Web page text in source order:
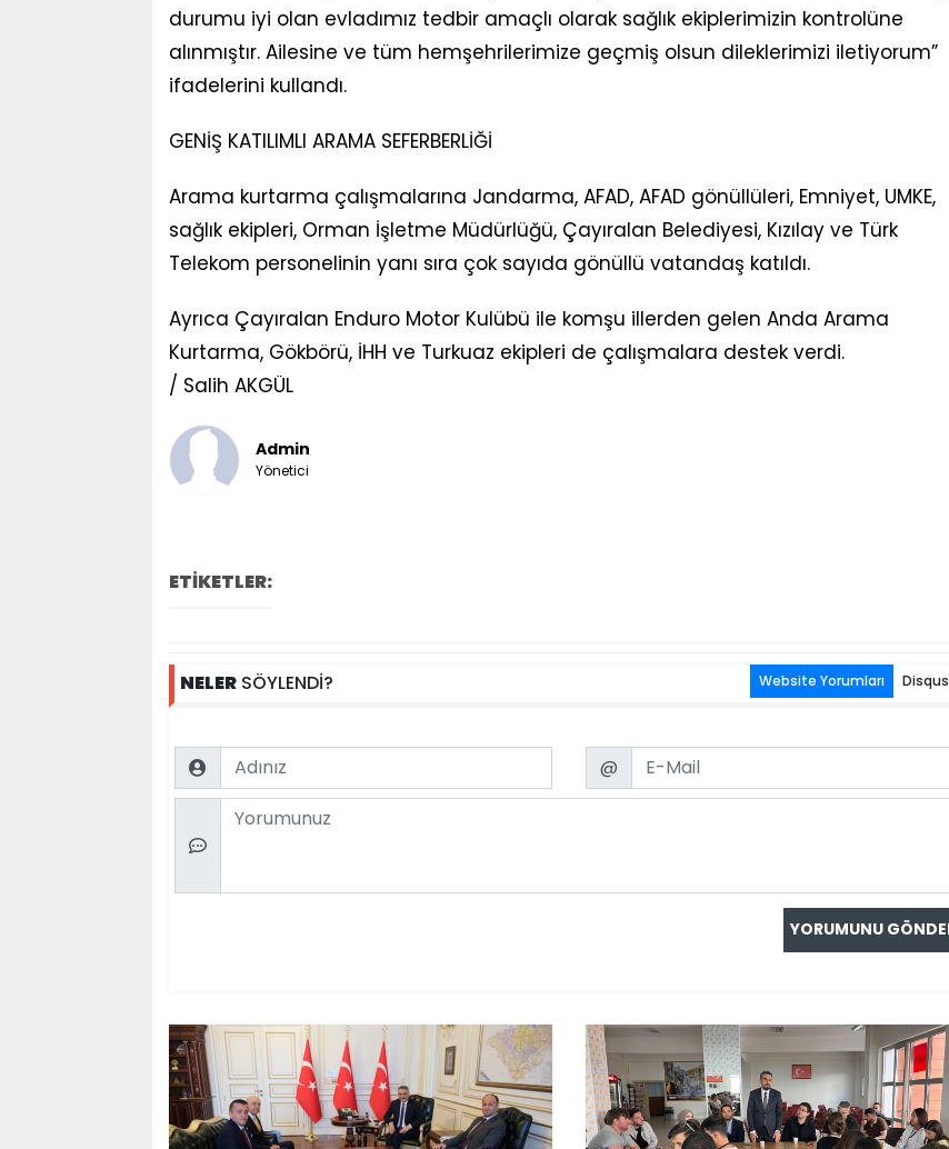
durumu iyi olan evladımız tedbir amaçlı olarak sağlık ekiplerimizin kontrolüne
alınmıştır. Ailesine ve tüm hemşehrilerimize geçmiş olsun dileklerimizi iletiyorum”
ifadelerini kullandı.
GENİŞ KATILIMLI ARAMA SEFERBERLİĞİ
Arama kurtarma çalışmalarına Jandarma, AFAD, AFAD gönüllüleri, Emniyet, UMKE,
sağlık ekipleri, Orman İşletme Müdürlüğü, Çayıralan Belediyesi, Kızılay ve Türk
Telekom personelinin yanı sıra çok sayıda gönüllü vatandaş katıldı.
Ayrıca Çayıralan Enduro Motor Kulübü ile komşu illerden gelen Anda Arama
Kurtarma, Gökbörü, İHH ve Turkuaz ekipleri de çalışmalara destek verdi.
/ Salih AKGÜL
Admin
Yönetici
ETİKETLER:
NELERSÖYLENDİ? Website Yorumları Disqus
Name Email
@
Comment